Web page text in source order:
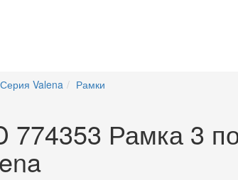
Серия Valena Рамки
774353 Рамка 3